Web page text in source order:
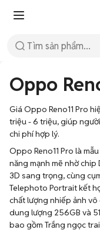
Oppo
Giá Oppo Reno11 Pro
triệu - 6 triệu, giúp
chi phí hợp lý.
Oppo Reno11 Pro là
năng mạnh mẽ nhờ
3D sang trọng, cùng
Telephoto Portrait kết
chất lượng nhiếp ảnh
dung lượng 256GB và
bao gồm Trắng ngọc